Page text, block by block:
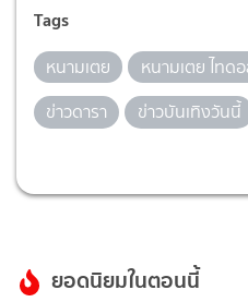
Tags
หนามเตย หนามเตย ไทด
ข่าวดารา
ข่าวบันเทิงวันนี้
ยอดนิยมในตอนนี้